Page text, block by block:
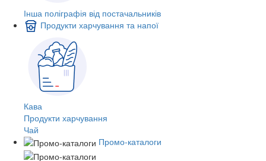
Інша поліграфія від постачальників
Продукти харчування та напої
Кава
Продукти харчування
Чай
Промо-каталоги